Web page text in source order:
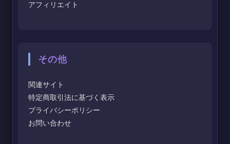
アフィリエイト
その他
関連サイト
特定商取引法に基づく表示
プライバシーポリシー
お問い合わせ